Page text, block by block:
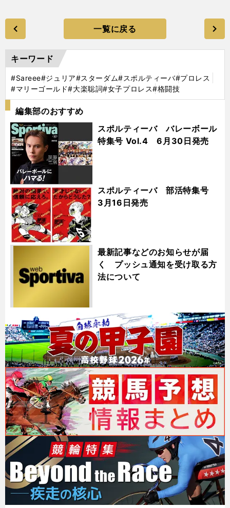
一覧に戻る
キーワード
#Sareee#ジュリア#スターダム#スポルティーバ#プロレス
#マリーゴールド#大楽聡詞#女子プロレス#格闘技
編集部のおすすめ
スポルティーバ バレーボール
特集号 Vol.4 6月30日発売
スポルティーバ 部活特集号
3月16日発売
最新記事などのお知らせが届
く プッシュ通知を受け取る方
法について